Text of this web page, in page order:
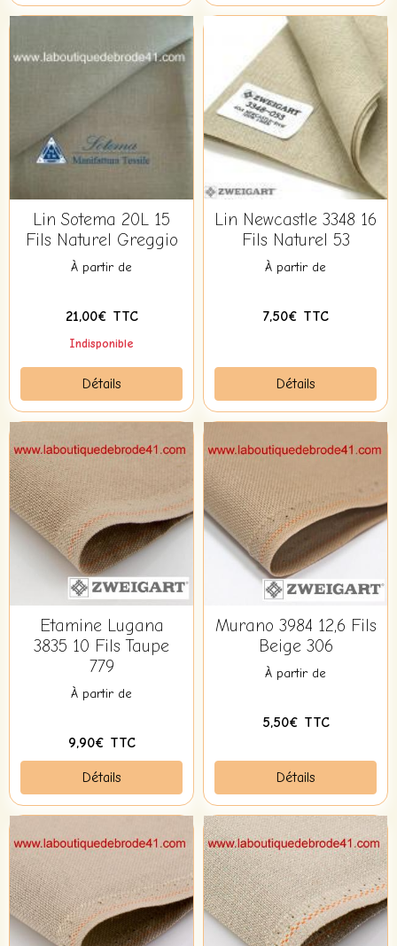
Lin Sotema 20L 15
Fils Naturel Greggio
À partir de
21,00€ TTC
Indisponible
Détails
Lin Newcastle 3348 16
Fils Naturel 53
À partir de
7,50€ TTC
Détails
Etamine Lugana
3835 10 Fils Taupe
779
À partir de
9,90€ TTC
Détails
Murano 3984 12,6 Fils
Beige 306
À partir de
5,50€ TTC
Détails